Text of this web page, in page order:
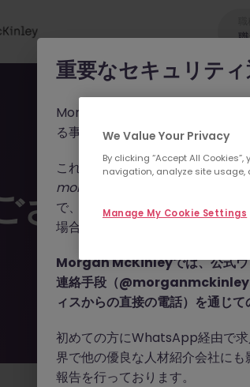
ざいません
お探しの求人は
重要なセキュリテ
Morgan McKinleyのブランドやコ
る事例が報告されています。
これらの詐欺行為では偽のウェ
morganmckinleyhire.com
）
で、WhatsApp などのメッセー
場合によっては前払い金を請求し
Morgan McKinleyでは、公式ウ
連絡手段（
ィスからの直接の電話）を通じて
初めての方にWhatsApp経由で
界で他の優良な人材紹介会社に
報告を行っております。
We Value Your Privacy
By clicking “Accept All
navigation, analyze site
Manage My Cookie Settings